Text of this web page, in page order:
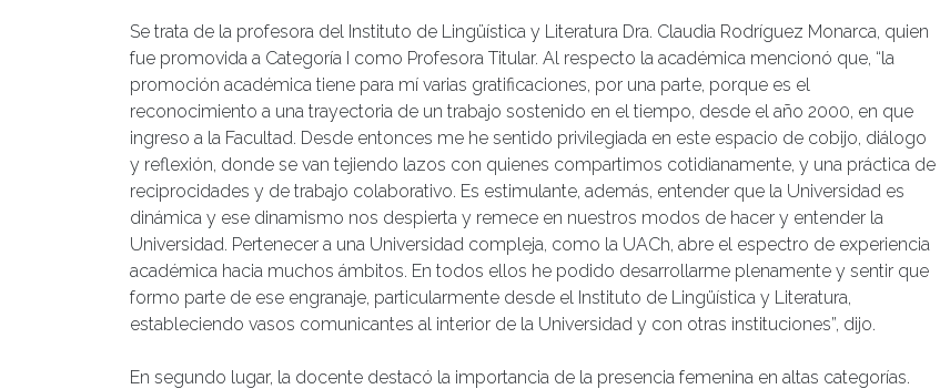
Se trata de la profesora del Instituto de Lingüística y Literatura Dra. Claudia Rodríguez Monarca, quien
fue promovida a Categoría I como Profesora Titular. Al respecto la académica mencionó que, “la
promoción académica tiene para mí varias gratificaciones, por una parte, porque es el
reconocimiento a una trayectoria de un trabajo sostenido en el tiempo, desde el año 2000, en que
ingreso a la Facultad. Desde entonces me he sentido privilegiada en este espacio de cobijo, diálogo
y reflexión, donde se van tejiendo lazos con quienes compartimos cotidianamente, y una práctica de
reciprocidades y de trabajo colaborativo. Es estimulante, además, entender que la Universidad es
dinámica y ese dinamismo nos despierta y remece en nuestros modos de hacer y entender la
Universidad. Pertenecer a una Universidad compleja, como la UACh, abre el espectro de experiencia
académica hacia muchos ámbitos. En todos ellos he podido desarrollarme plenamente y sentir que
formo parte de ese engranaje, particularmente desde el Instituto de Lingüística y Literatura,
estableciendo vasos comunicantes al interior de la Universidad y con otras instituciones”, dijo.
En segundo lugar, la docente destacó la importancia de la presencia femenina en altas categorías.